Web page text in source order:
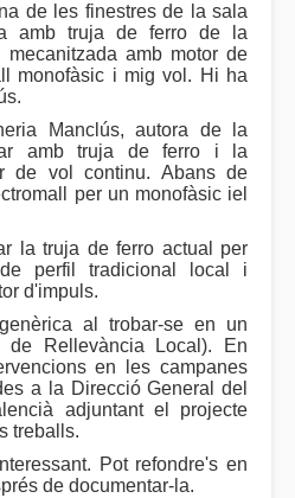
de les finestres de la sala
amb truja de ferro de la
amb motor de
monofàsic i mig vol. Hi ha
Manclús, autora de la
amb truja de ferro i la
de vol continu. Abans de
per un monofàsic iel
la truja de ferro actual per
perfil tradicional local i
d'impuls.
al trobar-se en un
de Rellevància Local). En
en les campanes
a la Direcció General del
adjuntant el projecte
treballs.
Pot refondre's en
de documentar-la.